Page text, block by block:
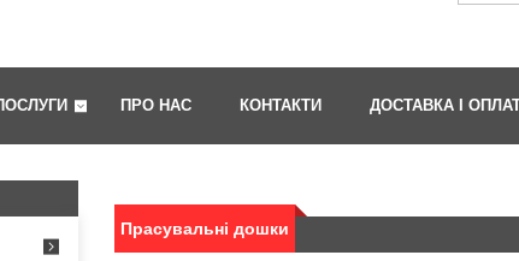
ПРО НАС КОНТАКТИ ДОСТАВКА І
Прасувальні дошки